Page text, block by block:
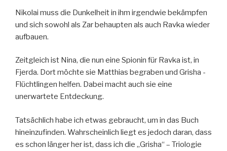
Nikolai muss die Dunkelheit in ihm irgendwie bekämpfen
und sich sowohl als Zar behaupten als auch Ravka wieder
aufbauen.
Zeitgleich ist Nina, die nun eine Spionin für Ravka ist, in
Fjerda. Dort möchte sie Matthias begraben und Grisha -
Flüchtlingen helfen. Dabei macht auch sie eine
unerwartete Entdeckung.
Tatsächlich habe ich etwas gebraucht, um in das Buch
hineinzufinden. Wahrscheinlich liegt es jedoch daran, dass
es schon länger her ist, dass ich die „Grisha“ – Triologie